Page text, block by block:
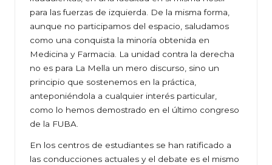
para las fuerzas de izquierda. De la misma forma,
aunque no participamos del espacio, saludamos
como una conquista la minoría obtenida en
Medicina y Farmacia. La unidad contra la derecha
no es para La Mella un mero discurso, sino un
principio que sostenemos en la práctica,
anteponiéndola a cualquier interés particular,
como lo hemos demostrado en el último congreso
de la FUBA.
En los centros de estudiantes se han ratificado a
las conducciones actuales y el debate es el mismo